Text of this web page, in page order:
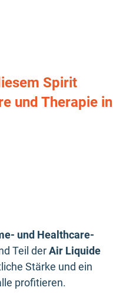
Spirit
und Therapie in
und Healthcare-
Teil derAir Liquide
Stärke und ein
profitieren.